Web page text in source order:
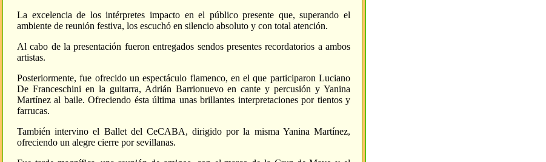
La excelencia de los intérpretes impacto en el público presente que, superando el
ambiente de reunión festiva, los escuchó en silencio absoluto y con total atención.
Al cabo de la presentación fueron entregados sendos presentes recordatorios a ambos
artistas.
Posteriormente, fue ofrecido un espectáculo flamenco, en el que participaron Luciano
De Franceschini en la guitarra, Adrián Barrionuevo en cante y percusión y Yanina
Martínez al baile. Ofreciendo ésta última unas brillantes interpretaciones por tientos y
farrucas.
También intervino el Ballet del CeCABA, dirigido por la misma Yanina Martínez,
ofreciendo un alegre cierre por sevillanas.